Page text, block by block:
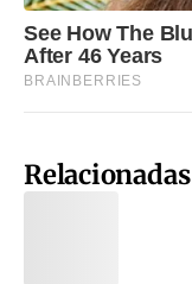
Relacionadas